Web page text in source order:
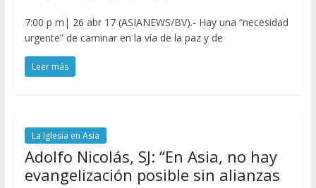
7:00 p m| 26 abr 17 (ASIANEWS/BV).- Hay una “necesidad
urgente” de caminar en la vía de la paz y de
Leer más
La Iglesia en Asia
Adolfo Nicolás, SJ: “En Asia, no hay
evangelización posible sin alianzas